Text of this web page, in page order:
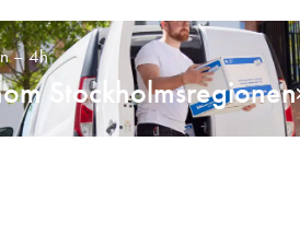
– 4h
Stockholmsregionen